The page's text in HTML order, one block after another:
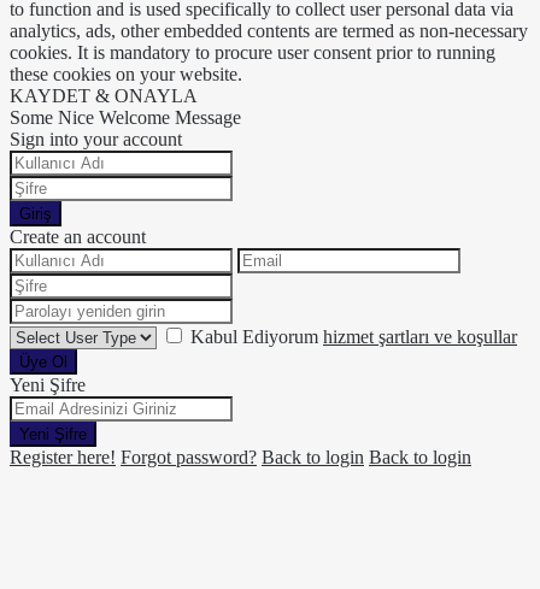
to function and is used specifically to collect user personal data via
analytics, ads, other embedded contents are termed as non-necessary
cookies. It is mandatory to procure user consent prior to running
these cookies on your website.
KAYDET & ONAYLA
Some Nice Welcome Message
Sign into your account
Giriş
Create an account
Kabul Ediyorum hizmet şartları ve koşullar
Üye Ol
Yeni Şifre
Yeni Şifre
Register here! Forgot password? Back to login Back to login